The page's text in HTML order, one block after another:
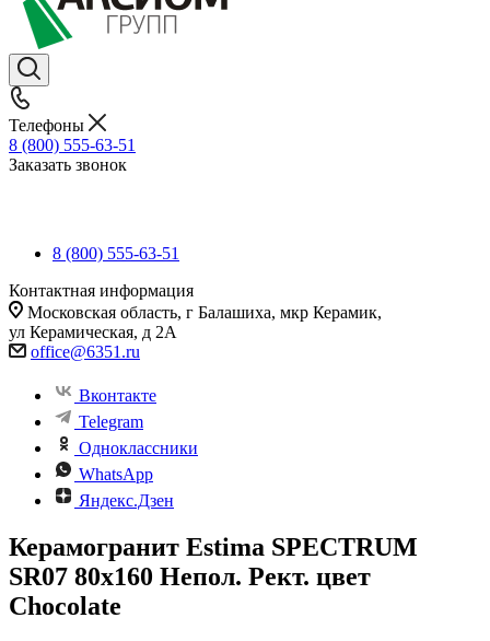
Телефоны
8 (800) 555-63-51
Заказать звонок
8 (800) 555-63-51
Контактная информация
Московская область, г Балашиха, мкр Керамик,
ул Керамическая, д 2А
office@6351.ru
Вконтакте
Telegram
Одноклассники
WhatsApp
Яндекс.Дзен
Керамогранит Estima SPECTRUM
SR07 80x160 Непол. Рект. цвет
Chocolate